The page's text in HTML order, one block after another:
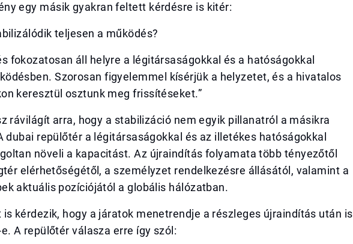
egy másik gyakran feltett kérdésre is kitér:
teljesen a működés?
fokozatosan áll helyre a légitársaságokkal és a hatóságokkal
Szorosan figyelemmel kísérjük a helyzetet, és a hivatalos
keresztül osztunk meg frissítéseket.”
rávilágít arra, hogy a stabilizáció nem egyik pillanatról a másikra
dubai repülőtér a légitársaságokkal és az illetékes hatóságokkal
növeli a kapacitást. Az újraindítás folyamata több tényezőtől
elérhetőségétől, a személyzet rendelkezésre állásától, valamint a
aktuális pozíciójától a globális hálózatban.
is kérdezik, hogy a járatok menetrendje a részleges újraindítás után is
A repülőtér válasza erre így szól: